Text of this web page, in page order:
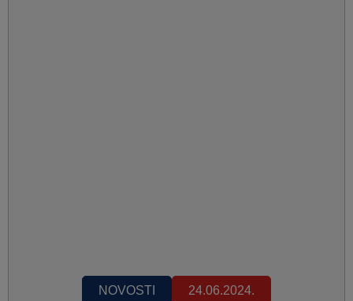
NOVOSTI 24.06.2024.